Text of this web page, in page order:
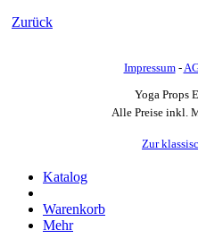
Zurück
Impressum-
Yoga Props
Alle Preise inkl.
Zur
Katalog
Warenkorb
Mehr